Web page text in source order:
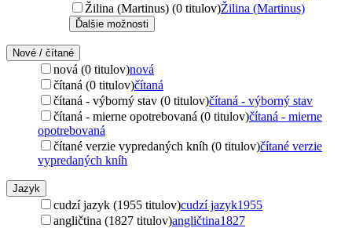
Žilina (Martinus) (0 titulov)Žilina (Martinus)
Ďalšie možnosti
Nové / čítané
nová (0 titulov)nová
čítaná (0 titulov)čítaná
čítaná - výborný stav (0 titulov)čítaná - výborný stav
čítaná - mierne opotrebovaná (0 titulov)čítaná - mierne
opotrebovaná
čítané verzie vypredaných kníh (0 titulov)čítané verzie
vypredaných kníh
Jazyk
cudzí jazyk (1955 titulov)cudzí jazyk1955
angličtina (1827 titulov)angličtina1827